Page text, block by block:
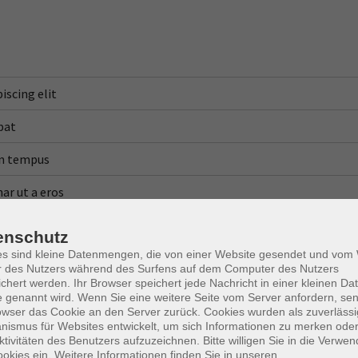
elit
tempus
ut a eros
sind kleine Datenmengen, die von einer Website gesendet und vom
des Nutzers während des Surfens auf dem Computer des Nutzers
werden. Ihr Browser speichert jede Nachricht in einer kleinen
genannt wird. Wenn Sie eine weitere Seite vom Server anfordern,
das Cookie an den Server zurück. Cookies wurden als
für Websites entwickelt, um sich Informationen zu merken
des Benutzers aufzuzeichnen. Bitte willigen Sie in die
ein. Weitere Informationen finden Sie in unseren